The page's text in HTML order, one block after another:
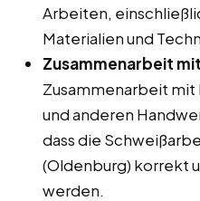
Arbeiten,
Materialien und
Zusammenarbeit
Zusammenarbeit
und anderen
dass die
(Oldenburg) korrekt
werden.